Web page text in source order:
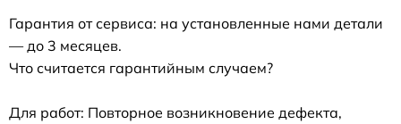
Гарантия от сервиса: на установленные нами детали
— до 3 месяцев.
Что считается гарантийным случаем?
Для работ: Повторное возникновение дефекта,